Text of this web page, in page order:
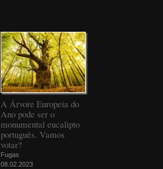
A Árvore Europeia do
Ano pode ser o
monumental eucalipto
português. Vamos
votar?
Fugas
08.02.2023